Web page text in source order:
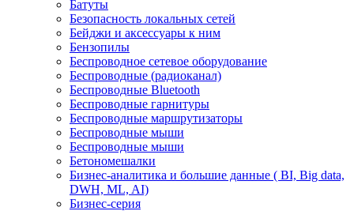
Батуты
Безопасность локальных сетей
Бейджи и аксесcуары к ним
Бензопилы
Беспроводное сетевое оборудование
Беспроводные (радиоканал)
Беспроводные Bluetooth
Беспроводные гарнитуры
Беспроводные маршрутизаторы
Беспроводные мыши
Беспроводные мыши
Бетономешалки
Бизнес-аналитика и большие данные ( BI, Big data,
DWH, ML, AI)
Бизнес-серия